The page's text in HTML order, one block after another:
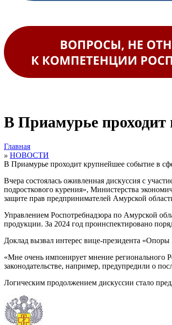
В Приамурье проходит
Главная
» НОВОСТИ
В Приамурье проходит крупнейшее событие в
Вчера состоялась оживленная дискуссия с
подросткового курения», Министерства
защите прав предпринимателей Амурской
Управлением Роспотребнадзора по Амурской
продукции. За 2024 год проинспектировано
Доклад вызвал интерес вице-президента
«Мне очень импонирует мнение регионального
законодательстве, например, предупредили о
Логическим продолжением дискуссии стало